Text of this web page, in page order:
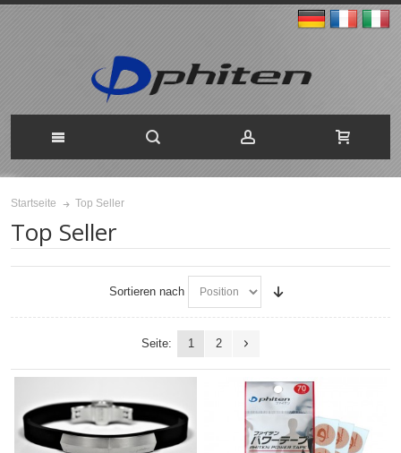
Startseite Top Seller
Top Seller
Sortieren nach
Seite: 1 2